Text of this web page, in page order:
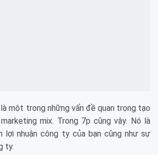
là một trong những vấn đề quan trọng tạo
mix. Trong 7p cũng vậy. Nó là
lợi nhuận công ty của bạn cũng như sự
ty.